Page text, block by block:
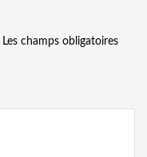
Les champs obligatoires